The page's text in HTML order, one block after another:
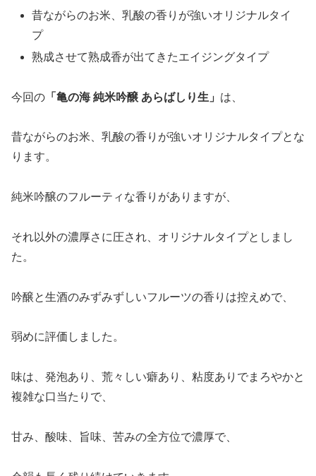
昔ながらのお米、乳酸の香りが強いオリジナルタイ
プ
熟成させて熟成香が出てきたエイジングタイプ
今回の 「 亀の海 純米吟醸 あらばしり生 」 は、
昔ながらのお米、乳酸の香りが強いオリジナルタイプとな
ります。
純米吟醸のフルーティな香りがありますが、
それ以外の濃厚さに圧され、オリジナルタイプとしまし
た。
吟醸と生酒のみずみずしいフルーツの香りは控えめで、
弱めに評価しました。
味は、発泡あり、荒々しい癖あり、粘度ありでまろやかと
複雑な口当たりで、
甘み、酸味、旨味、苦みの全方位で濃厚で、